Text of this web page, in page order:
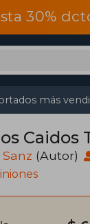
30%
más
Caidos
(Autor)